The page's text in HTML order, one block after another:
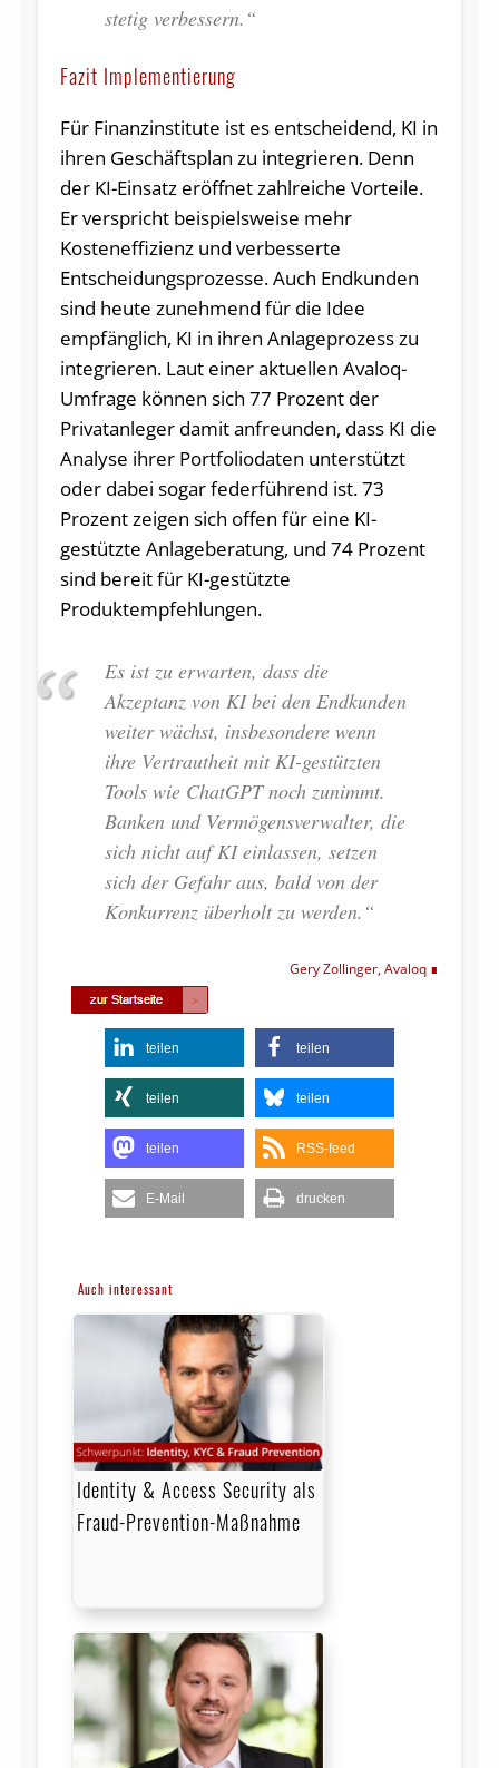
stetig verbessern.“
Fazit Implementierung
Für Finanzinstitute ist es entscheidend, KI in
ihren Geschäftsplan zu integrieren. Denn
der KI-Einsatz eröffnet zahlreiche Vorteile.
Er verspricht beispielsweise mehr
Kosteneffizienz und verbesserte
Entscheidungsprozesse. Auch Endkunden
sind heute zunehmend für die Idee
empfänglich, KI in ihren Anlageprozess zu
integrieren. Laut einer aktuellen Avaloq-
Umfrage können sich 77 Prozent der
Privatanleger damit anfreunden, dass KI die
Analyse ihrer Portfoliodaten unterstützt
oder dabei sogar federführend ist. 73
Prozent zeigen sich offen für eine KI-
gestützte Anlageberatung, und 74 Prozent
sind bereit für KI-gestützte
Produktempfehlungen.
Es ist zu erwarten, dass die
Akzeptanz von KI bei den Endkunden
weiter wächst, insbesondere wenn
ihre Vertrautheit mit KI-gestützten
Tools wie ChatGPT noch zunimmt.
Banken und Vermögensverwalter, die
sich nicht auf KI einlassen, setzen
sich der Gefahr aus, bald von der
Konkurrenz überholt zu werden.“
Gery Zollinger, Avaloq
teilen teilen
teilen teilen
teilen RSS-feed
E-Mail drucken
Auch interessant
Identity & Access Security als
Fraud-Prevention-Maßnahme